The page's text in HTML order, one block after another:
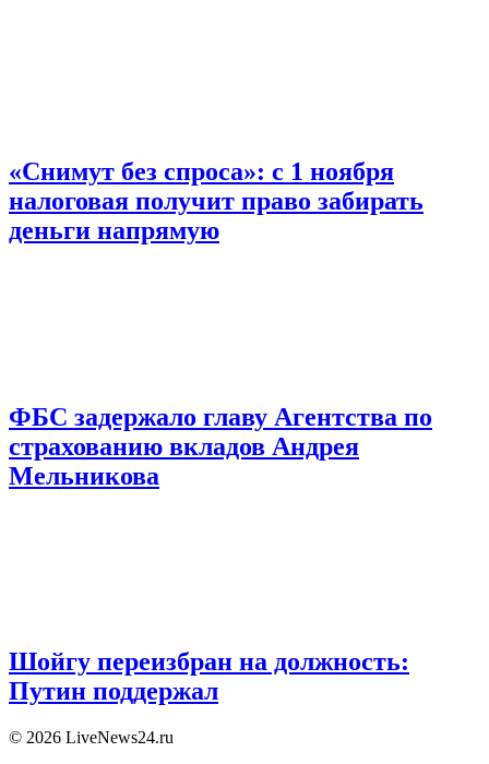
«Снимут без спроса»: с 1 ноября
налоговая получит право забирать
деньги напрямую
ФБС задержало главу Агентства по
страхованию вкладов Андрея
Мельникова
Шойгу переизбран на должность:
Путин поддержал
© 2026 LiveNews24.ru